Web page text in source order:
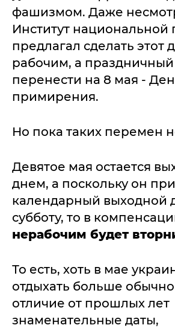
фашизмом. Даже
Институт национальной
предлагал сделать этот
рабочим, а
перенести на 8 мая -
примирения.
Но пока таких перемен
Девятое мая остается
днем, а поскольку он
календарный выходной
субботу, то в
нерабочим будет
То есть, хоть в мае
отдыхать больше
отличие от прошлых лет
знаменательные даты,